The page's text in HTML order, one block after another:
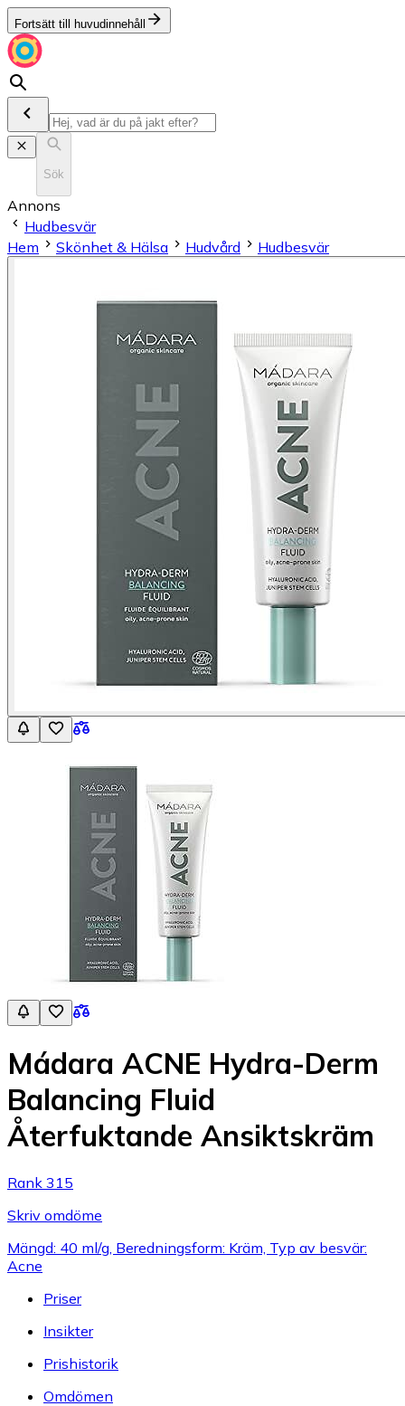
Fortsätt till huvudinnehåll
Sök
Annons
Hudbesvär
Hem
Skönhet & Hälsa Hudvård Hudbesvär
Mádara ACNE Hydra-Derm
Balancing Fluid
Återfuktande Ansiktskräm
Rank 315
Skriv omdöme
Mängd: 40 ml/g, Beredningsform: Kräm, Typ av besvär:
Acne
Priser
Insikter
Prishistorik
Omdömen